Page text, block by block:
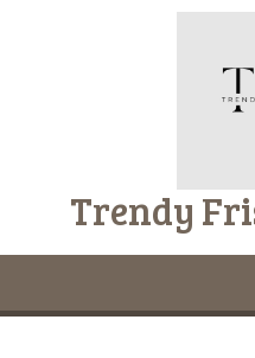
Trendy